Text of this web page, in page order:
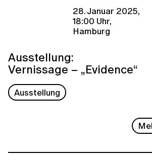
28. Januar 2025,
18:00 Uhr,
Hamburg
Ausstellung:
Vernissage – „Evidence“
Ausstellung